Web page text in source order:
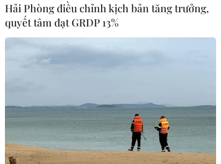
Hải Phòng điều chỉnh kịch bản tăng trưởng,
quyết tâm đạt GRDP 13%